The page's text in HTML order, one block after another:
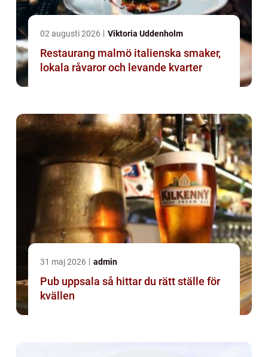
02 augusti 2026 Viktoria Uddenholm
Restaurang malmö italienska smaker,
lokala råvaror och levande kvarter
31 maj 2026 admin
Pub uppsala så hittar du rätt ställe för
kvällen